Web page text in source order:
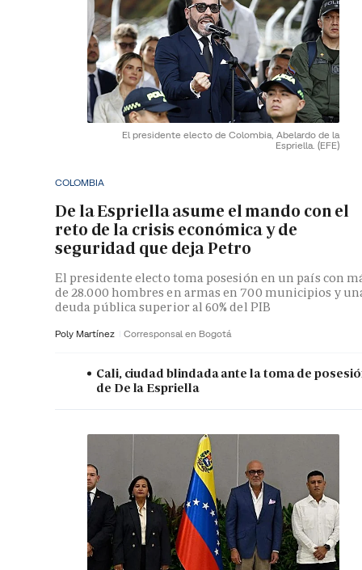
El presidente electo de Colombia, Abelardo de la
Espriella. (EFE)
COLOMBIA
De la Espriella asume el mando con el
reto de la crisis económica y de
seguridad que deja Petro
El presidente electo toma posesión en un país con
de 28.000 hombres en armas en 700 municipios y
deuda pública superior al 60% del PIB
Poly Martínez Corresponsal en Bogotá
Cali, ciudad blindada ante la toma de
de De la Espriella